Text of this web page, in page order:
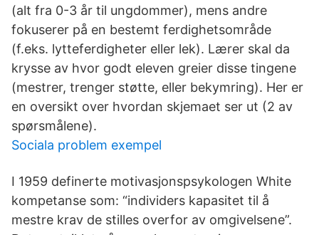
(alt fra 0-3 år til ungdommer), mens andre
fokuserer på en bestemt ferdighetsområde
(f.eks. lytteferdigheter eller lek). Lærer skal da
krysse av hvor godt eleven greier disse tingene
(mestrer, trenger støtte, eller bekymring). Her er
en oversikt over hvordan skjemaet ser ut (2 av
spørsmålene).
Sociala problem exempel
I 1959 definerte motivasjonspsykologen White
kompetanse som: “individers kapasitet til å
mestre krav de stilles overfor av omgivelsene”.